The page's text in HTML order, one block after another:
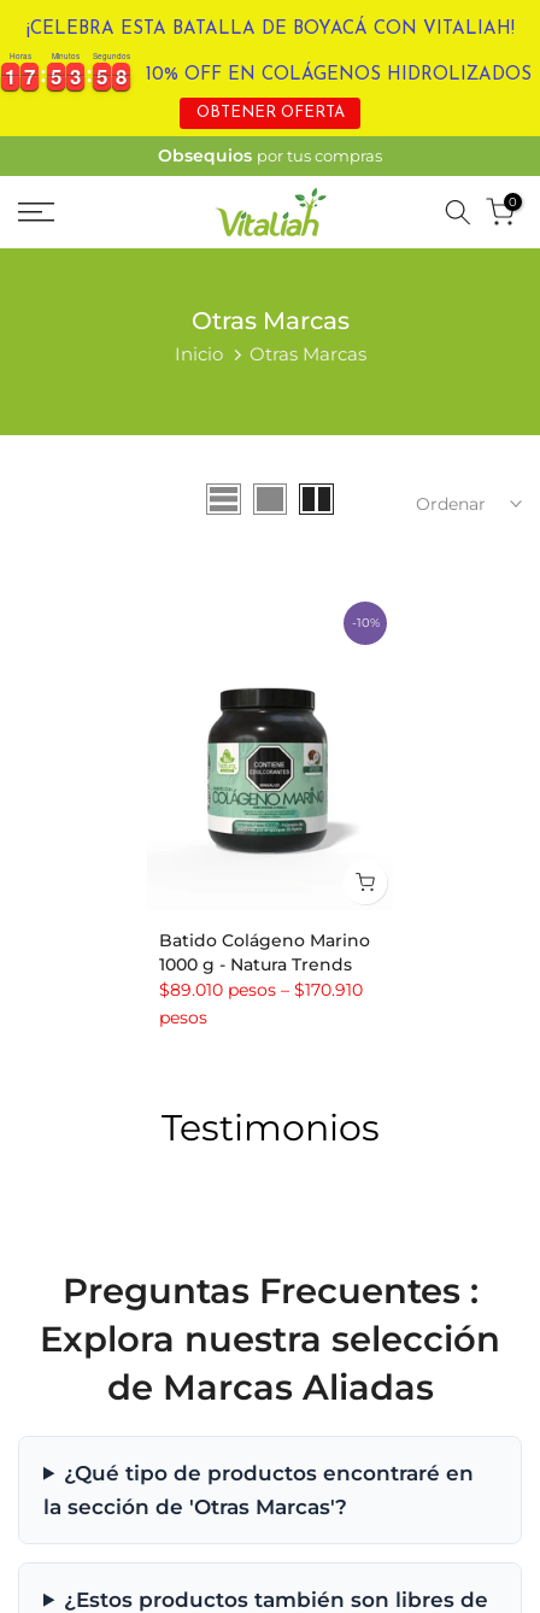
Ir
al
contenido
¡CELEBRA ESTA BATALLA DE BOYACÁ CON VITALIAH!
1
1
1
1 7
7
7
7
Horas
5
5
5
5 3
3
3
3
Minutos
5
5
5
5 8
8
9
Segundos
10% OFF EN COLÁGENOS HIDROLIZADOS
OBTENER OFERTA
Obsequios por tus compras
0
Otras Marcas
Inicio Otras Marcas
Ordenar
-10%
Batido Colágeno Marino
1000 g - Natura Trends
$89.010 pesos – $170.910
pesos
Testimonios
Preguntas Frecuentes :
Explora nuestra selección
de Marcas Aliadas
¿Qué tipo de productos encontraré en
la sección de 'Otras Marcas'?
¿Estos productos también son libres de